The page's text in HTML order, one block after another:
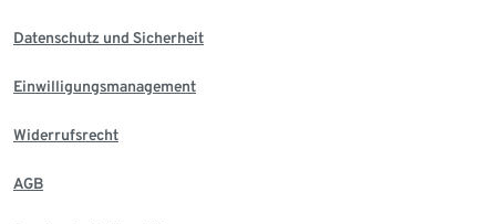
Datenschutz und Sicherheit
Einwilligungsmanagement
Widerrufsrecht
AGB